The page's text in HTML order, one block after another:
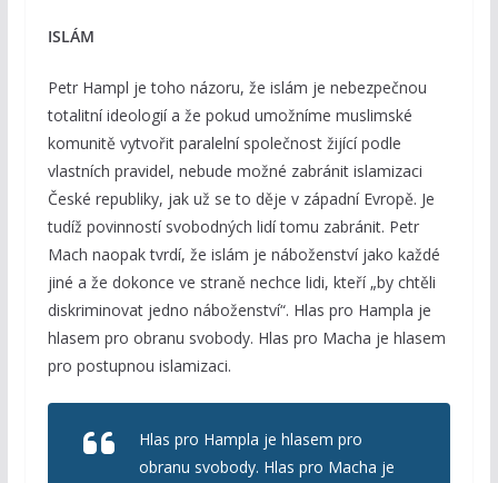
ISLÁM
Petr Hampl je toho názoru, že islám je nebezpečnou
totalitní ideologií a že pokud umožníme muslimské
komunitě vytvořit paralelní společnost žijící podle
vlastních pravidel, nebude možné zabránit islamizaci
České republiky, jak už se to děje v západní Evropě. Je
tudíž povinností svobodných lidí tomu zabránit. Petr
Mach naopak tvrdí, že islám je náboženství jako každé
jiné a že dokonce ve straně nechce lidi, kteří „by chtěli
diskriminovat jedno náboženství“. Hlas pro Hampla je
hlasem pro obranu svobody. Hlas pro Macha je hlasem
pro postupnou islamizaci.
Hlas pro Hampla je hlasem pro
obranu svobody. Hlas pro Macha je